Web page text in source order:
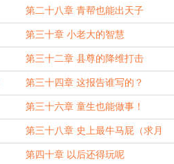
第二十八章 青帮也能出天子
第三十章 小老大的智慧
第三十二章 县尊的降维打击
第三十四章 这报告谁写的？
第三十六章 童生也能做事！
第三十八章 史上最牛马屁（求月
票）
第四十章 以后还得玩呢